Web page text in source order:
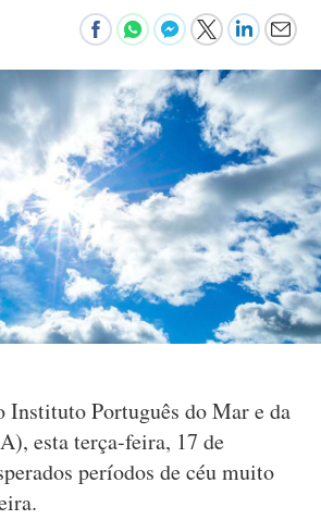
Instituto Português do Mar e da
esta terça-feira, 17 de
períodos de céu muito